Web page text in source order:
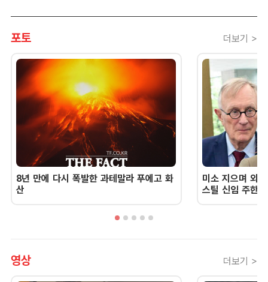
포토 더보기 >
8년 만에 다시 폭발한 과테말라 푸에고 화
산
미소 지으며 외
스틸 신임 주한
영상 더보기 >